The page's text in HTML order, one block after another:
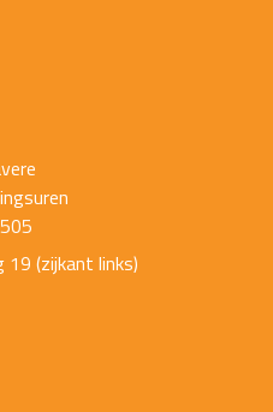
19 (zijkant links)